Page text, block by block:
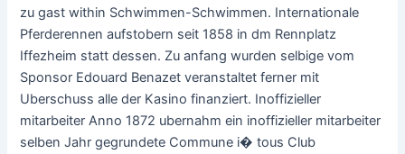
zu gast within Schwimmen-Schwimmen. Internationale
Pferderennen aufstobern seit 1858 in dm Rennplatz
Iffezheim statt dessen. Zu anfang wurden selbige vom
Sponsor Edouard Benazet veranstaltet ferner mit
Uberschuss alle der Kasino finanziert. Inoffizieller
mitarbeiter Anno 1872 ubernahm ein inoffizieller mitarbeiter
selben Jahr gegrundete Commune i� tous Club